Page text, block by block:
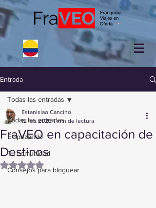
Entrada
Todas las entradas
Empezando
Tu comunidad
Consejos para bloguear
Todas las entradas
FraVEO en capacitación de
Destinos
Estanislao Cancino
12 feb 2023 1 min de lectura
Obtuvo NaN de 5 estrellas.